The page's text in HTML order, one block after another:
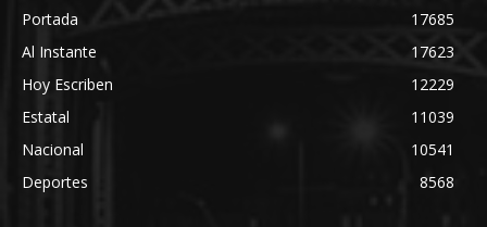
Portada
17685
Al Instante
17623
Hoy Escriben
12229
Estatal
11039
Nacional
10541
Deportes
8568